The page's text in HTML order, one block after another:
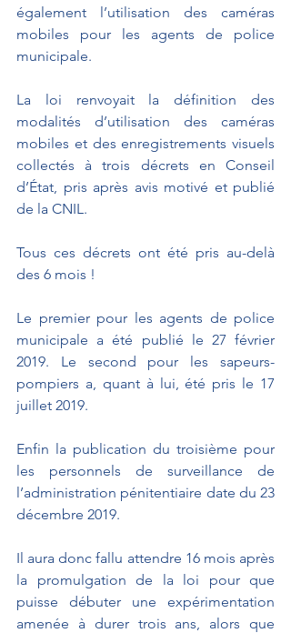
également l’utilisation des caméras
mobiles pour les agents de police
municipale.
La loi renvoyait la définition des
modalités d’utilisation des caméras
mobiles et des enregistrements visuels
collectés à trois décrets en Conseil
d’État, pris après avis motivé et publié
de la CNIL.
Tous ces décrets ont été pris au-delà
des 6 mois !
Le premier pour les agents de police
municipale a été publié le 27 février
2019. Le second pour les sapeurs-
pompiers a, quant à lui, été pris le 17
juillet 2019.
Enfin la publication du troisième pour
les personnels de surveillance de
l’administration pénitentiaire date du 23
décembre 2019.
Il aura donc fallu attendre 16 mois après
la promulgation de la loi pour que
puisse débuter une expérimentation
amenée à durer trois ans, alors que